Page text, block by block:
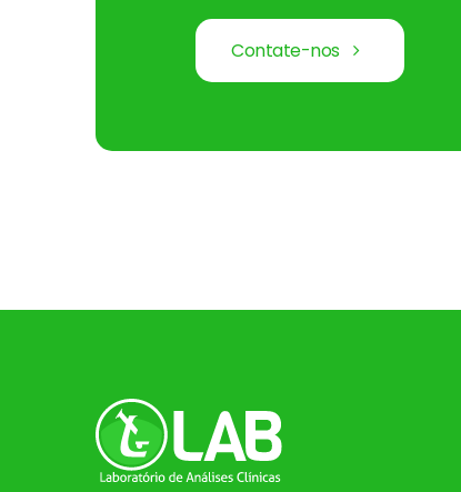
Contate-nos